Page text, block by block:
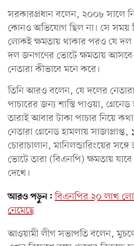
সরকারপ্রধান বলেন, ২০০৮ সালে
কোনও অভিযোগ ছিল না। সে সময়
লোকই ক্ষমতায় থাকার পরও যে
দল জনগণের ভোটে ক্ষমতায়
নেতারা কীভাবে মনে করে।
তিনি আরও বলেন, যে দলের নেতারা
পাচারের জন্য শাস্তি পাওয়া, গ্রেনেড
তারাই আবার টাকা পাচার নিয়ে
নেতারা গ্রেনেড হামলায় সাজাপ্রাপ্ত,
চোরাচালান, মানিলন্ডারিংয়ের
ভোটে তারা (বিএনপি) ক্ষমতায় যাবে
দেখে।
আরও পড়ুন: বিএনপির ২০ লাখ
নেমেছে
আওয়ামী লীগ সভাপতি বলেন,